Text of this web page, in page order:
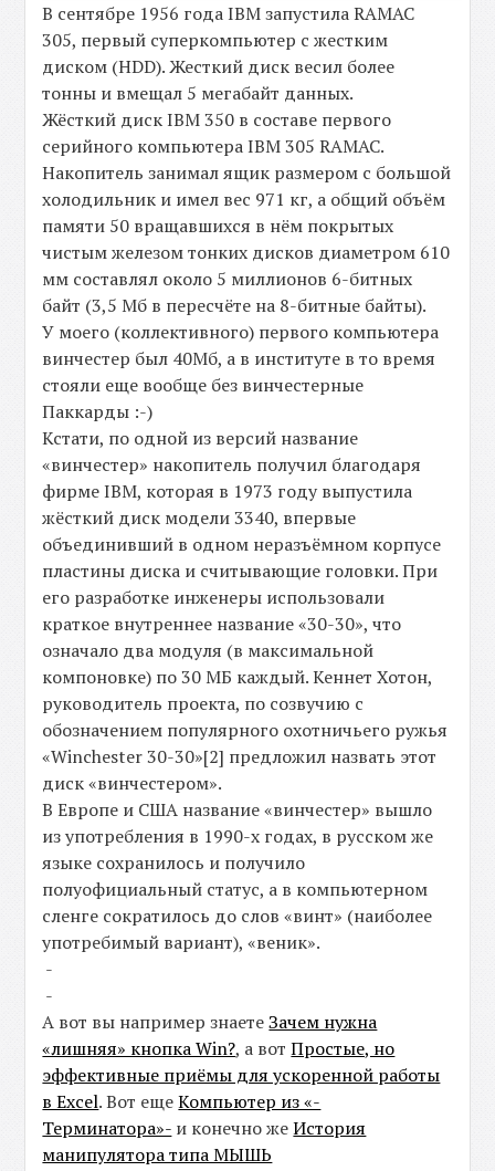
В сентябре 1956 года IBM запустила RAMAC
305, первый суперкомпьютер с жестким
диском (HDD). Жесткий диск весил более
тонны и вмещал 5 мегабайт данных.
Жёсткий диск IBM 350 в составе первого
серийного компьютера IBM 305 RAMAC.
Накопитель занимал ящик размером с большой
холодильник и имел вес 971 кг, а общий объём
памяти 50 вращавшихся в нём покрытых
чистым железом тонких дисков диаметром 610
мм составлял около 5 миллионов 6-битных
байт (3,5 Мб в пересчёте на 8-битные байты).
У моего (коллективного) первого компьютера
винчестер был 40Мб, а в институте в то время
стояли еще вообще без винчестерные
Паккарды :-)
Кстати, по одной из версий название
«винчестер» накопитель получил благодаря
фирме IBM, которая в 1973 году выпустила
жёсткий диск модели 3340, впервые
объединивший в одном неразъёмном корпусе
пластины диска и считывающие головки. При
его разработке инженеры использовали
краткое внутреннее название «30-30», что
означало два модуля (в максимальной
компоновке) по 30 МБ каждый. Кеннет Хотон,
руководитель проекта, по созвучию с
обозначением популярного охотничьего ружья
«Winchester 30-30»[2] предложил назвать этот
диск «винчестером».
В Европе и США название «винчестер» вышло
из употребления в 1990-х годах, в русском же
языке сохранилось и получило
полуофициальный статус, а в компьютерном
сленге сократилось до слов «винт» (наиболее
употребимый вариант), «веник».
-
-
А вот вы например знаетеЗачем нужна
«лишняя» кнопка Win?, а вотПростые, но
эффективные приёмы для ускоренной работы
в Excel. Вот ещеКомпьютер из «-
Терминатора»- и конечно жеИстория
манипулятора типа МЫШЬ